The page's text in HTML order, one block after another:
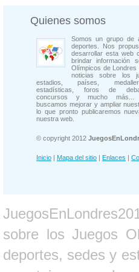
Quienes somos
Somos un grupo de
deportes. Nos
desarrollar esta web
brindar información
Olímpicos de Londres
noticias sobre los
estadios, países,
estadísticas, foros de
concursos y mucho más...
buscamos mejorar y ampliar
lo que pronto publicaremos
nuestra web.
© copyright 2012
Inicio | Mapa del sitio | Enlaces |
sobre los Juegos
deportes, sedes y